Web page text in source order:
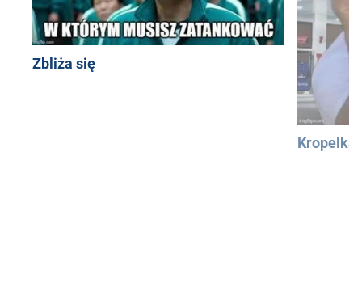
Zbliża się
Kropelka